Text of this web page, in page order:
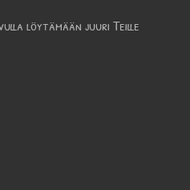
löytämään juuri Teille